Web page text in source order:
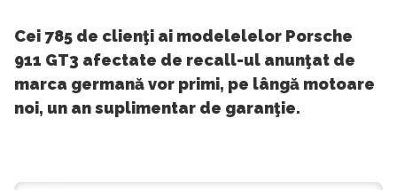
Cei 785 de clienţi ai modelelelor Porsche
911 GT3 afectate de recall-ul anunţat de
marca germană vor primi, pe lângă motoare
noi, un an suplimentar de garanţie.